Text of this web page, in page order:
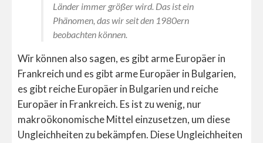
Länder immer größer wird. Das ist ein
Phänomen, das wir seit den 1980ern
beobachten können.
Wir können also sagen, es gibt arme Europäer in
Frankreich und es gibt arme Europäer in Bulgarien,
es gibt reiche Europäer in Bulgarien und reiche
Europäer in Frankreich. Es ist zu wenig, nur
makroökonomische Mittel einzusetzen, um diese
Ungleichheiten zu bekämpfen. Diese Ungleichheiten